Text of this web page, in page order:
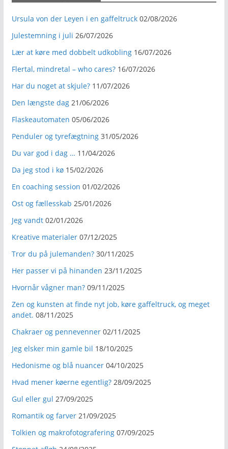
Ursula von der Leyen i en gaffeltruck 02/08/2026
Julestemning i juli 26/07/2026
Lær at køre med dobbelt udkobling 16/07/2026
Flertal, mindretal – who cares? 16/07/2026
Har du noget at skjule? 11/07/2026
Den længste dag 21/06/2026
Flaskeautomaten 05/06/2026
Penduler og tyrefægtning 31/05/2026
Du var god i dag … 11/04/2026
Da jeg stod i kø 15/02/2026
En coaching session 01/02/2026
Ost og fællesskab 25/01/2026
Jeg vandt 02/01/2026
Kreative materialer 07/12/2025
Tror du på julemanden? 30/11/2025
Her passer vi på hinanden 23/11/2025
Hvornår vågner man? 09/11/2025
Zen og kunsten at finde nyt job, køre gaffeltruck, og meget
andet. 08/11/2025
Chakraer og pennevenner 02/11/2025
Jeg elsker min gamle bil 18/10/2025
Hedonisme og blå nuancer 04/10/2025
Hvad mener køerne egentlig? 28/09/2025
Gul eller gul 27/09/2025
Romantik og farver 21/09/2025
Tolkien og makrofotografering 07/09/2025